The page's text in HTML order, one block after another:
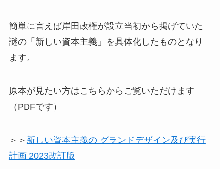
簡単に言えば岸田政権が設立当初から掲げていた
謎の「新しい資本主義」を具体化したものとなり
ます。
原本が見たい方はこちらからご覧いただけます
（PDFです）
＞＞ 新しい資本主義の グランドデザイン及び実行
計画 2023改訂版